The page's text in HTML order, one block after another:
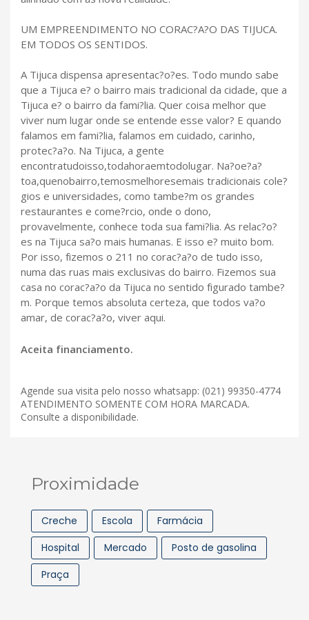
UM EMPREENDIMENTO NO CORAC?A?O DAS TIJUCA.
EM TODOS OS SENTIDOS.
A Tijuca dispensa apresentac?o?es. Todo mundo sabe
que a Tijuca e? o bairro mais tradicional da cidade, que a
Tijuca e? o bairro da fami?lia. Quer coisa melhor que
viver num lugar onde se entende esse valor? E quando
falamos em fami?lia, falamos em cuidado, carinho,
protec?a?o. Na Tijuca, a gente
encontratudoisso,todahoraemtodolugar. Na?oe?a?
toa,quenobairro,temosmelhoresemais tradicionais cole?
gios e universidades, como tambe?m os grandes
restaurantes e come?rcio, onde o dono,
provavelmente, conhece toda sua fami?lia. As relac?o?
es na Tijuca sa?o mais humanas. E isso e? muito bom.
Por isso, fizemos o 211 no corac?a?o de tudo isso,
numa das ruas mais exclusivas do bairro. Fizemos sua
casa no corac?a?o da Tijuca no sentido figurado tambe?
m. Porque temos absoluta certeza, que todos va?o
amar, de corac?a?o, viver aqui.
Aceita financiamento.
Agende sua visita pelo nosso whatsapp: (021) 99350-4774
ATENDIMENTO SOMENTE COM HORA MARCADA.
Consulte a disponibilidade.
Proximidade
Creche Escola
Farmácia
Hospital
Mercado
Posto de gasolina
Praça